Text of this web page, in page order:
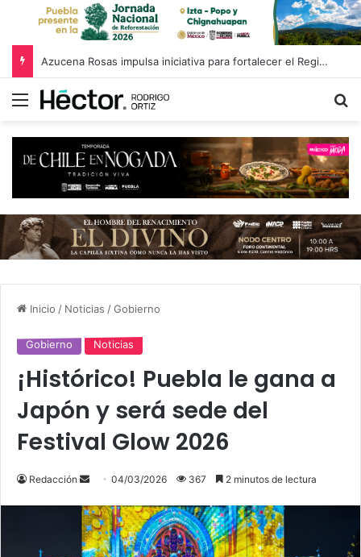
Azucena Rosas impulsa iniciativa para fortalecer el Registro Estatal de Opciones para Educación Superior
Menú
Inicio / Noticias /Gobierno
Gobierno Noticias
¡Histórico! Puebla le gana a
Japón y será sede del
Festival Glow 2026
Redacción
Send
email
04/03/2026 367 2 minutos de lectura